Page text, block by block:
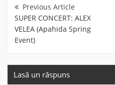
articole
SUPER CONCERT: ALEX
VELEA (Apahida Spring
Event)
Lasă un răspuns